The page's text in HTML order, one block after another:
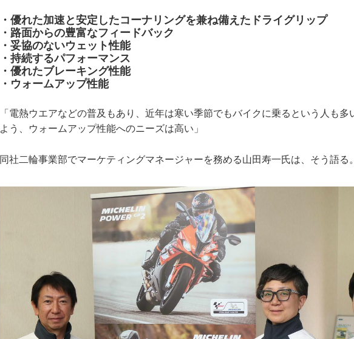
・優れた加速と安定したコーナリングを兼ね備えたドライグリップ
・路面からの豊富なフィードバック
・妥協のないウェット性能
・持続するパフォーマンス
・優れたブレーキング性能
・ウォームアップ性能
「電熱ウエアなどの普及もあり、近年は寒い季節でもバイクに乗るという人も多
よう、ウォームアップ性能へのニーズは高い」
同社二輪事業部でマーケティングマネージャーを務める山田寿一氏は、そう語る